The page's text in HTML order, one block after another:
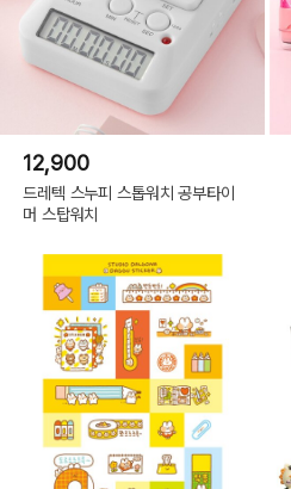
12,900
드레텍 스누피 스톱워치 공부타이
머 스탑워치